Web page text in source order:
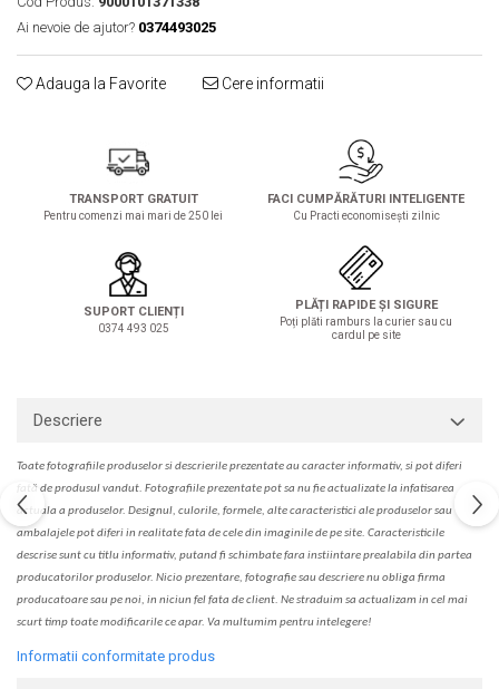
Solutie de indepartat rugina si
calcar
pentru par, masca de par
Ai nevoie de ajutor? 0374493025
Adauga la Favorite Cere informatii
TRANSPORT GRATUIT
Pentru comenzi mai mari de 250 lei
FACI CUMPĂRĂTURI INTELIGENTE
Cu Practi economisești zilnic
SUPORT CLIENȚI
0374 493 025
PLĂȚI RAPIDE ȘI SIGURE
Poți plăti ramburs la curier sau cu
cardul pe site
Descriere
Toate fotografiile produselorsidescrierileprezentate au caracter informativ, si pot diferi
ă de produsul vandut. Fotografiile prezentate pot sa nu fie actualizate la infatisarea
actuala a produselor. Designul, culorile, formele, alte caracteristici ale produselor sau
ambalajele pot diferi in realitate fata de cele din imaginile de pe site. Caracteristicile
descrise sunt cu titlu informativ, putand fi schimbate fara instiintare prealabila din partea
producatorilor produselor. Nicio prezentare, fotografie sau descriere nu obliga firma
producatoare sau pe noi, in niciun fel fata de client. Ne straduim sa actualizam in cel mai
scurt timp toate modificarile ce apar. Va multumim pentru intelegere!
Informatii conformitate produs